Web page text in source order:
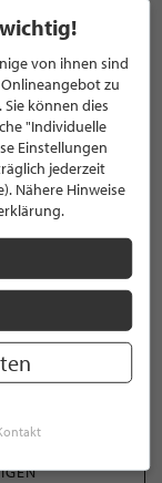
von ihnen sind
zu
können dies
"Individuelle
Einstellungen
jederzeit
Nähere Hinweise